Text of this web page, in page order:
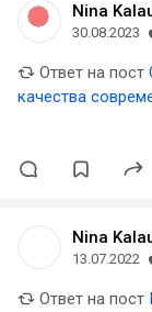
Nina
30.08.2023
Ответ на пост
качества
Nina
13.07.2022
Ответ на пост